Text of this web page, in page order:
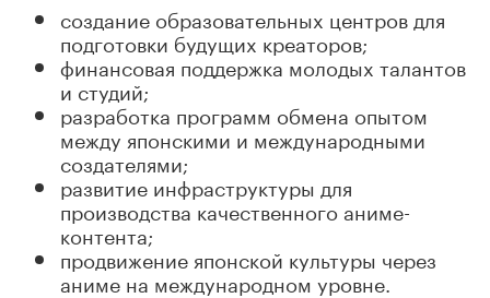
создание образовательных центров для
подготовки будущих креаторов;
финансовая поддержка молодых талантов
и студий;
разработка программ обмена опытом
между японскими и международными
создателями;
развитие инфраструктуры для
производства качественного аниме-
контента;
продвижение японской культуры через
аниме на международном уровне.